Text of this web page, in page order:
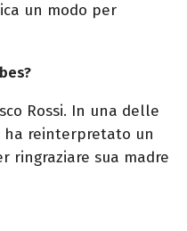
un modo per
Rossi. In una delle
ha reinterpretato un
ringraziare sua madre